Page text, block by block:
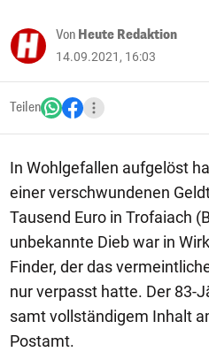
Von Heute Redaktion
14.09.2021, 16:03
Teilen
In Wohlgefallen aufgelöst
einer verschwundenen
Tausend Euro in Trofaiach
unbekannte Dieb war in
Finder, der das
nur verpasst hatte. Der 83-
samt vollständigem Inhalt
Postamt.